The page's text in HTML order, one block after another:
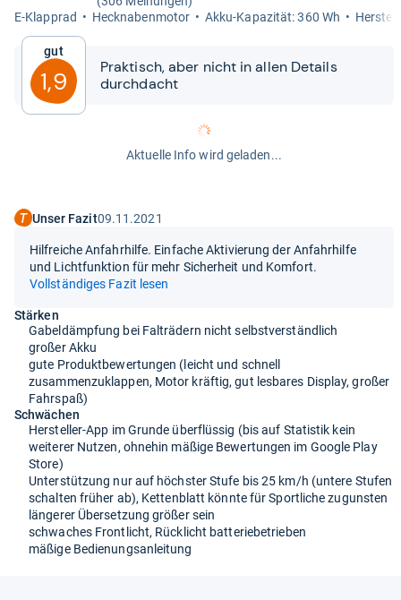
E-​Klapprad
Heck­na­ben­mo­tor Akku-​​Kapa­zi­tät: 360 Wh
Gut
1,9
Prak­tisch, aber nicht in allen Details
durch­dacht
Aktuelle Info wird geladen...
Unser Fazit09.11.2021
Hilfreiche Anfahrhilfe. Einfache Aktivierung der Anfahrhilfe
und Lichtfunktion für mehr Sicherheit und Komfort.
Vollständiges Fazit lesen
Stärken
Gabeldämpfung bei Falträdern nicht selbstverständlich
großer Akku
gute Produktbewertungen (leicht und schnell
zusammenzuklappen, Motor kräftig, gut lesbares Display, großer
Fahrspaß)
Schwächen
Hersteller-App im Grunde überflüssig (bis auf Statistik kein
weiterer Nutzen, ohnehin mäßige Bewertungen im Google Play
Store)
Unterstützung nur auf höchster Stufe bis 25 km/h (untere Stufen
schalten früher ab), Kettenblatt könnte für Sportliche zugunsten
längerer Übersetzung größer sein
schwaches Frontlicht, Rücklicht batteriebetrieben
mäßige Bedienungsanleitung